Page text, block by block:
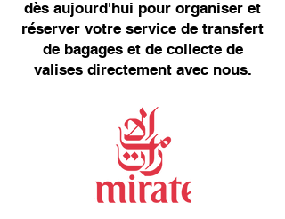
dès aujourd'hui pour organiser et
réserver votre service de transfert
de bagages et de collecte de
valises directement avec nous.